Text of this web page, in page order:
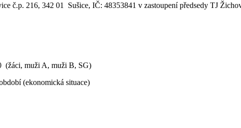
č.p. 216, 342 01 Sušice, IČ: 48353841 v zastoupení předsedy TJ
(žáci, muži A, muži B, SG)
(ekonomická situace)